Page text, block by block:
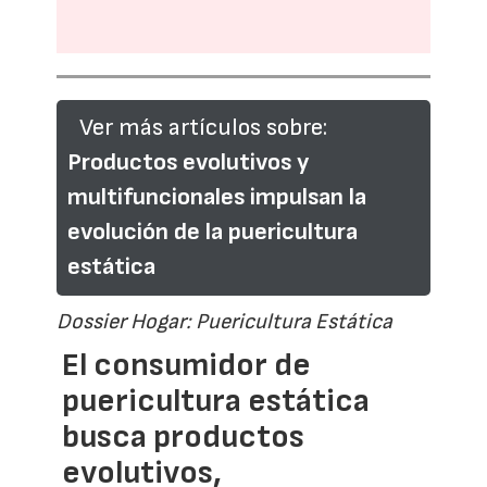
Ver más artículos sobre:
Productos evolutivos y
multifuncionales impulsan la
evolución de la puericultura
estática
Dossier Hogar: Puericultura Estática
El consumidor de
puericultura estática
busca productos
evolutivos,